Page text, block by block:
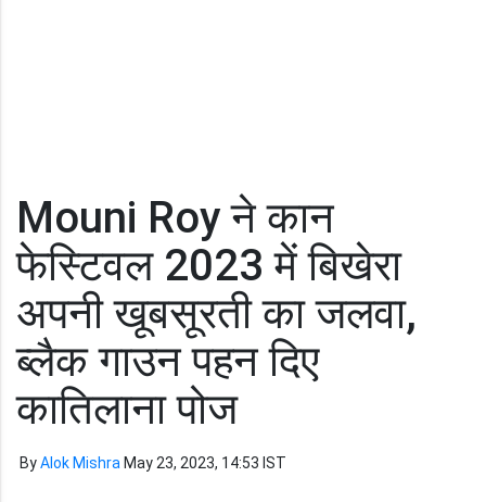
Mouni Roy ने कान
फेस्टिवल 2023 में बिखेरा
अपनी खूबसूरती का जलवा,
ब्लैक गाउन पहन दिए
कातिलाना पोज
ByAlok Mishra May 23, 2023, 14:53 IST